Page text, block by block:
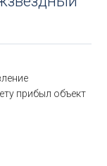
прибыл объект